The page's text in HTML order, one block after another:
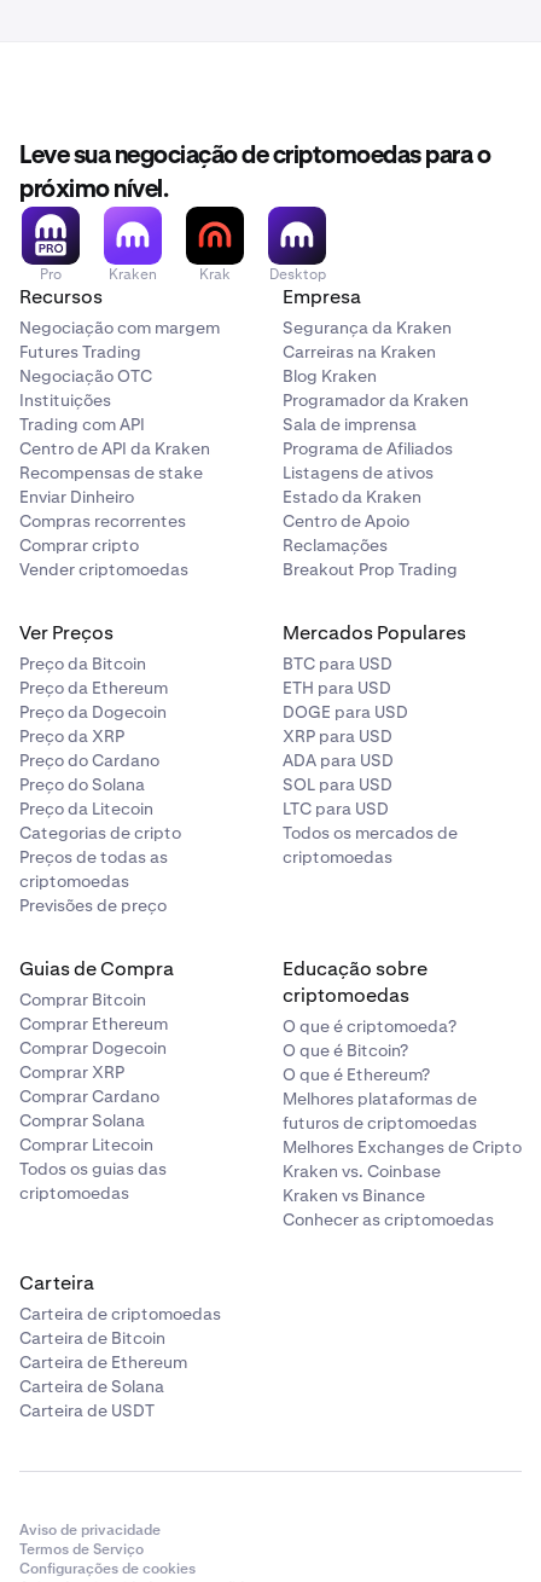
Leve sua negociação de criptomoedas para o
próximo nível.
Pro Kraken Krak Desktop
Recursos
Negociação com margem
Futures Trading
Negociação OTC
Instituições
Trading com API
Centro de API da Kraken
Recompensas de stake
Enviar Dinheiro
Compras recorrentes
Comprar cripto
Vender criptomoedas
Empresa
Segurança da Kraken
Carreiras na Kraken
Blog Kraken
Programador da Kraken
Sala de imprensa
Programa de Afiliados
Listagens de ativos
Estado da Kraken
Centro de Apoio
Reclamações
Breakout Prop Trading
Ver Preços
Preço da Bitcoin
Preço da Ethereum
Preço da Dogecoin
Preço da XRP
Preço do Cardano
Preço do Solana
Preço da Litecoin
Categorias de cripto
Preços de todas as
criptomoedas
Previsões de preço
Mercados Populares
BTC para USD
ETH para USD
DOGE para USD
XRP para USD
ADA para USD
SOL para USD
LTC para USD
Todos os mercados de
criptomoedas
Guias de Compra
Comprar Bitcoin
Comprar Ethereum
Comprar Dogecoin
Comprar XRP
Comprar Cardano
Comprar Solana
Comprar Litecoin
Todos os guias das
criptomoedas
Educação sobre
criptomoedas
O que é criptomoeda?
O que é Bitcoin?
O que é Ethereum?
Melhores plataformas de
futuros de criptomoedas
Melhores Exchanges de Cripto
Kraken vs. Coinbase
Kraken vs Binance
Conhecer as criptomoedas
Carteira
Carteira de criptomoedas
Carteira de Bitcoin
Carteira de Ethereum
Carteira de Solana
Carteira de USDT
Aviso de privacidade
Termos de Serviço
Configurações de cookies